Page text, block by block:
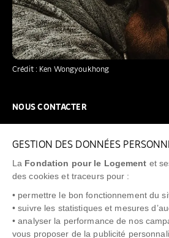
GESTION DES DONNÉES
La Fondation pour le Logement et
des cookies et traceurs pour :
• permettre le bon fonctionnement du
• suivre les statistiques et mesures
• analyser la performance de nos
vous proposer de la publicité
Crédit : Ken Wongyoukhong
NOUS CONTACTER
FAQ
NEWSLETTER